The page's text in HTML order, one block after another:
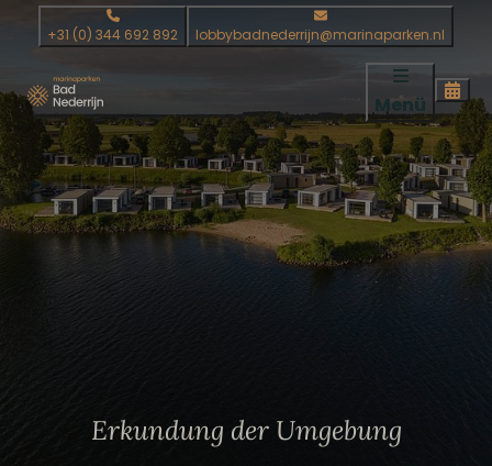
+31 (0) 344 692 892 lobbybadnederrijn@marinaparken.nl
Menü
Erkundung der Umgebung